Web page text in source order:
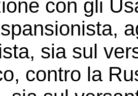
con gli
sia sul
contro la